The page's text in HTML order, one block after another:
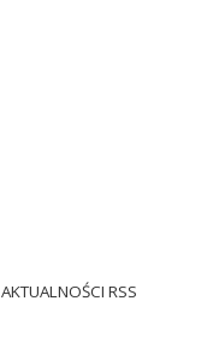
AKTUALNOŚCI RSS